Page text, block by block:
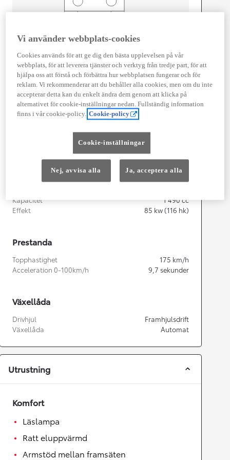
Width
1 745mm
Föbrukning
Förbrukning 3,9 l/100 km
Euro Class
Kapacitet
1 490 cc
Effekt
85 kw (116 hk)
Prestanda
Topphastighet 175 km/h
Acceleration 0-100km/h
9,7 sekunder
Växellåda
Drivhjul
Framhjulsdrift
Växellåda
Automat
Utrustning
Komfort
Läslampa
Ratt eluppvärmd
Armstöd mellan framsäten
Vi använder webbplats-cookies
Cookies används för att ge dig den bästa upplevelsen på vår
webbplats, för att leverera tjänster och verktyg från tredje part, för att
hjälpa oss att förstå och förbättra hur webbplatsen fungerar och för
reklam. Vi rekommenderar att du behåller alla cookies, men om du inte
accepterar detta kan du enkelt ändra dem genom att klicka på
alternativet för cookie-inställningar nedan. Fullständig information
finns i vår cookie-policy. Cookie-policy
Cookie-inställningar
Nej, avvisa alla Ja, acceptera alla